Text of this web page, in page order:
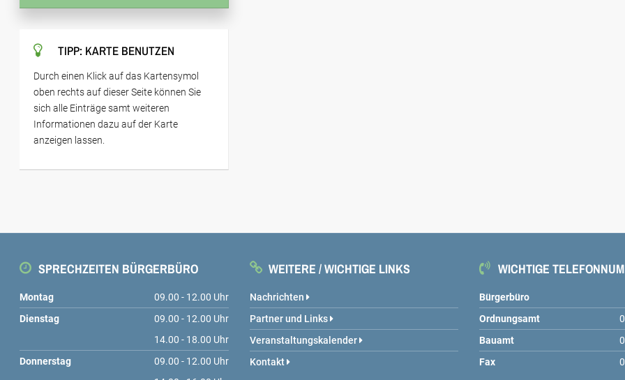
TIPP: KARTE BENUTZEN
Durch einen Klick auf das Kartensymol
oben rechts auf dieser Seite können Sie
sich alle Einträge samt weiteren
Informationen dazu auf der Karte
anzeigen lassen.
SPRECHZEITEN BÜRGERBÜRO
Montag
09.00 - 12.00 Uhr
Dienstag
09.00 - 12.00 Uhr
14.00 - 18.00 Uhr
Donnerstag
09.00 - 12.00 Uhr
WEITERE / WICHTIGE LINKS
Nachrichten
Partner und Links
Veranstaltungskalender
Kontakt
WICHTIGE
Bürgerbüro
Ordnungsamt
Bauamt
Fax